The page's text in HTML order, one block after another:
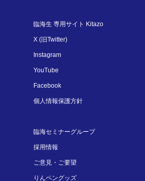
臨海生 専用サイト Kitazo
X (旧Twitter)
Instagram
YouTube
Facebook
個人情報保護方針
臨海セミナーグループ
採用情報
ご意見・ご要望
りんペングッズ